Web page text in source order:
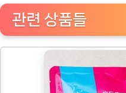
관련 상품들